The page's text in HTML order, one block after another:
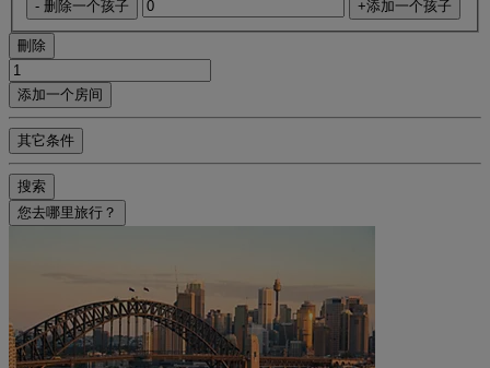
- 删除一个孩子 +添加一个孩子
刪除
添加一个房间
其它条件
搜索
您去哪里旅行？